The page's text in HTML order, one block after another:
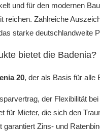
und für den modernen
Zahlreiche
starke deutschlandweite
bietet die Badenia?
20, der als Basis für alle
der Flexibilität
für Mieter, die sich den
garantiert Zins- und